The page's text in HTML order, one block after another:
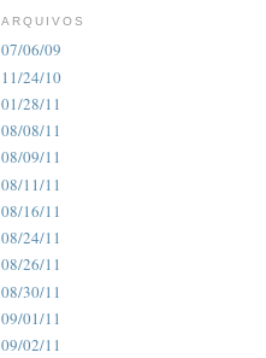
ARQUIVOS
07/06/09
11/24/10
01/28/11
08/08/11
08/09/11
08/11/11
08/16/11
08/24/11
08/26/11
08/30/11
09/01/11
09/02/11